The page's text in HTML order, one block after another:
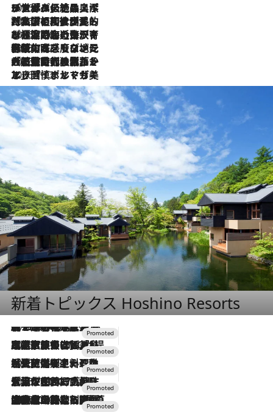
2026.8.8
リスボンの絶品スイーツ「パステル・デ・ナタ」とは？ポルトガル伝統の奥深い世界へ
2026.7.27
「私の祖国はポルトガル語です」国民的詩人フェルナンド・ペソアと、彼が愛した文学の街を歩く
2026.7.26
ポルトガル近海が育む極上の海の幸。キリリと冷えた白ワインと愉しむ、シーフード専門店の贅沢
2026.7.22
伝統の味をモダンに昇華。高感度な地元客が集う、リスボンの最旬ガストロノミー
2026.7.21
大航海時代の栄華から、震災、独裁、そして革命へ。ポルトガル・首都リスボンの石畳に刻まれた「歴史の光と影」
2026.7.13
エッセイ・ヤマザキマリ「慎ましくも美しき国 ポルトガル」
新着トピックス Hoshino Resorts
2026.8.7
【トンボの足水浴】ヒノキの香りに包まれて涼感マックス！約13℃の湧水かけ流しを避暑地「星野温泉 トンボの湯」で体験
2026.7.31
【ホテル帰省】という選択肢をOMOが提案。家族とほどよい距離を保つには「昼は実家、夜は気兼ねなくホテルで！」
2026.7.24
【夏限定ディナーコース】旬を迎える稚鮎や花ズッキーニなどをイタリア・トスカーナの郷土料理の手法で満喫！
2026.7.17
「土佐和ハーブかき氷」がOMO7高知に登場！生姜、山椒、大葉など目にも舌にも涼を呼ぶ郷土の味
2026.7.10
NEW OPEN！【界 草津】名湯の地に誕生。趣の異なる2種の温泉と上州ならではの会席・蕎麦割烹など美食を味わう究極の癒やし旅